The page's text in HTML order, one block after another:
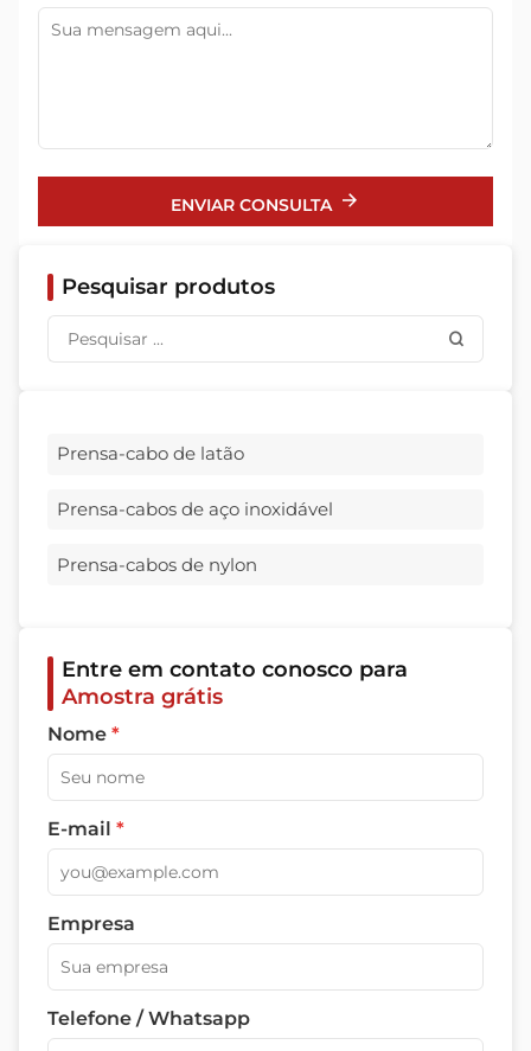
ENVIAR CONSULTA
Pesquisar produtos
Prensa-cabo de latão
Prensa-cabos de aço inoxidável
Prensa-cabos de nylon
Entre em contato conosco para
Amostra grátis
Nome *
E-mail *
Empresa
Telefone / Whatsapp